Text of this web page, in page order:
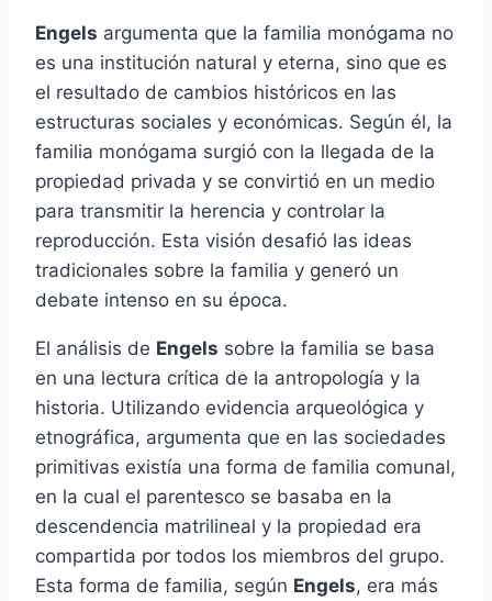
Engels argumenta que la familia monógama no
es una institución natural y eterna, sino que es
el resultado de cambios históricos en las
estructuras sociales y económicas. Según él, la
familia monógama surgió con la llegada de la
propiedad privada y se convirtió en un medio
para transmitir la herencia y controlar la
reproducción. Esta visión desafió las ideas
tradicionales sobre la familia y generó un
debate intenso en su época.
El análisis de Engels sobre la familia se basa
en una lectura crítica de la antropología y la
historia. Utilizando evidencia arqueológica y
etnográfica, argumenta que en las sociedades
primitivas existía una forma de familia comunal,
en la cual el parentesco se basaba en la
descendencia matrilineal y la propiedad era
compartida por todos los miembros del grupo.
Esta forma de familia, según Engels, era más